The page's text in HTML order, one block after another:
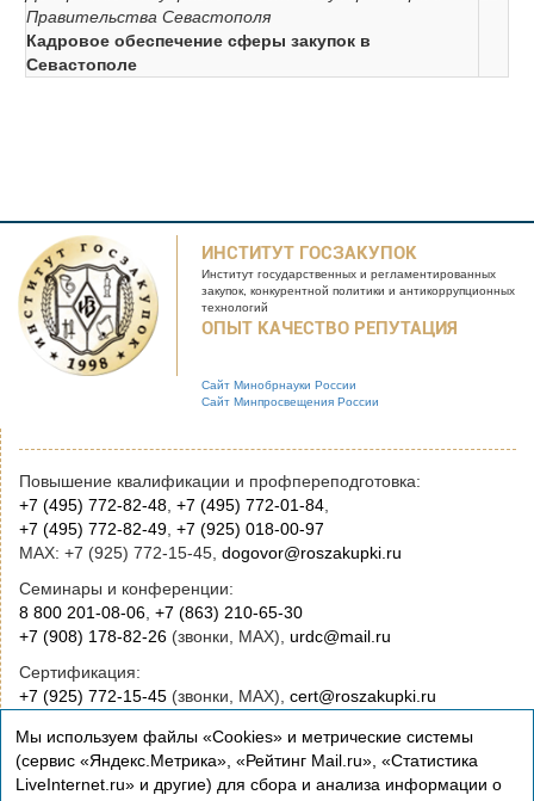
Правительства Севастополя
Кадровое обеспечение сферы закупок в
Севастополе
ИНСТИТУТ ГОСЗАКУПОК
Институт государственных и регламентированных
закупок, конкурентной политики и антикоррупционных
технологий
ОПЫТ КАЧЕСТВО РЕПУТАЦИЯ
Сайт Минобрнауки России
Сайт Минпросвещения России
Повышение квалификации и профпереподготовка:
+7 (495) 772-82-48, +7 (495) 772-01-84,
+7 (495) 772-82-49, +7 (925) 018-00-97
MAX: +7 (925) 772-15-45, dogovor@roszakupki.ru
Семинары и конференции:
8 800 201-08-06, +7 (863) 210-65-30
+7 (908) 178-82-26 (звонки, MAX), urdc@mail.ru
Сертификация:
+7 (925) 772-15-45 (звонки, MAX), cert@roszakupki.ru
Приобретение книг:
+7 (495) 772-00-14,institut@roszakupki.ru
Консультационные услуги и руководство:
Мы используем файлы «Cookies» и метрические системы
(сервис «Яндекс.Метрика», «Рейтинг Mail.ru», «Статистика
LiveInternet.ru» и другие) для сбора и анализа информации о